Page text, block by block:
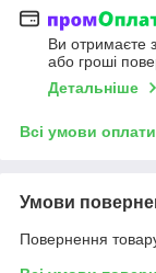
Ви отримаєте
або гроші
Детальніше
Всі умови оплати
Умови
Повернення